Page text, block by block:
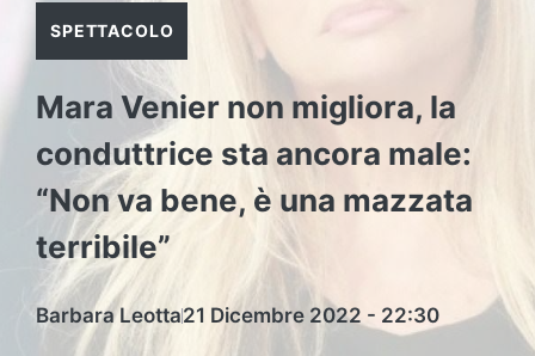
SPETTACOLO
Mara Venier non migliora, la
conduttrice sta ancora male:
“Non va bene, è una mazzata
terribile”
Barbara Leotta21 Dicembre 2022 - 22:30